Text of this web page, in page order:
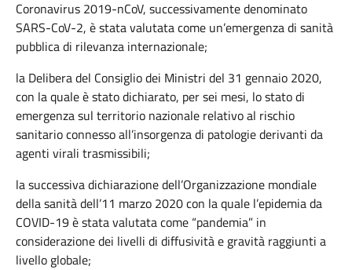
Coronavirus 2019-nCoV, successivamente denominato
SARS-CoV-2, è stata valutata come un’emergenza di sanità
pubblica di rilevanza internazionale;
la Delibera del Consiglio dei Ministri del 31 gennaio 2020,
con la quale è stato dichiarato, per sei mesi, lo stato di
emergenza sul territorio nazionale relativo al rischio
sanitario connesso all’insorgenza di patologie derivanti da
agenti virali trasmissibili;
la successiva dichiarazione dell’Organizzazione mondiale
della sanità dell’11 marzo 2020 con la quale l’epidemia da
COVID-19 è stata valutata come “pandemia” in
considerazione dei livelli di diffusività e gravità raggiunti a
livello globale;